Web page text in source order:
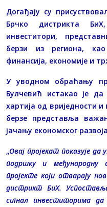
Догађају су
Брчко дистрикта
инвеститори,
берзи из региона,
финансија, економије и
У уводном обраћању
Булчевић истакао је
хартија од вриједности
берзе представља
јачању економског
„Овај пројекат показује да
подршку и међународну
пројекте који отварају
дистрикт БиХ.
сигнал инвеститорима